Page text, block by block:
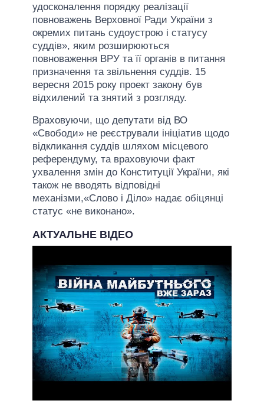
удосконалення порядку реалізації
повноважень Верховної Ради України з
окремих питань судоустрою і статусу
суддів», яким розширюються
повноваження ВРУ та її органів в питання
призначення та звільнення суддів. 15
вересня 2015 року проект закону був
відхилений та знятий з розгляду.
Враховуючи, що депутати від ВО
«Свободи» не реєстрували ініціатив щодо
відкликання суддів шляхом місцевого
референдуму, та враховуючи факт
ухвалення змін до Конституції України, які
також не вводять відповідні
механізми,«Слово і Діло» надає обіцянці
статус «не виконано».
АКТУАЛЬНЕ ВІДЕО